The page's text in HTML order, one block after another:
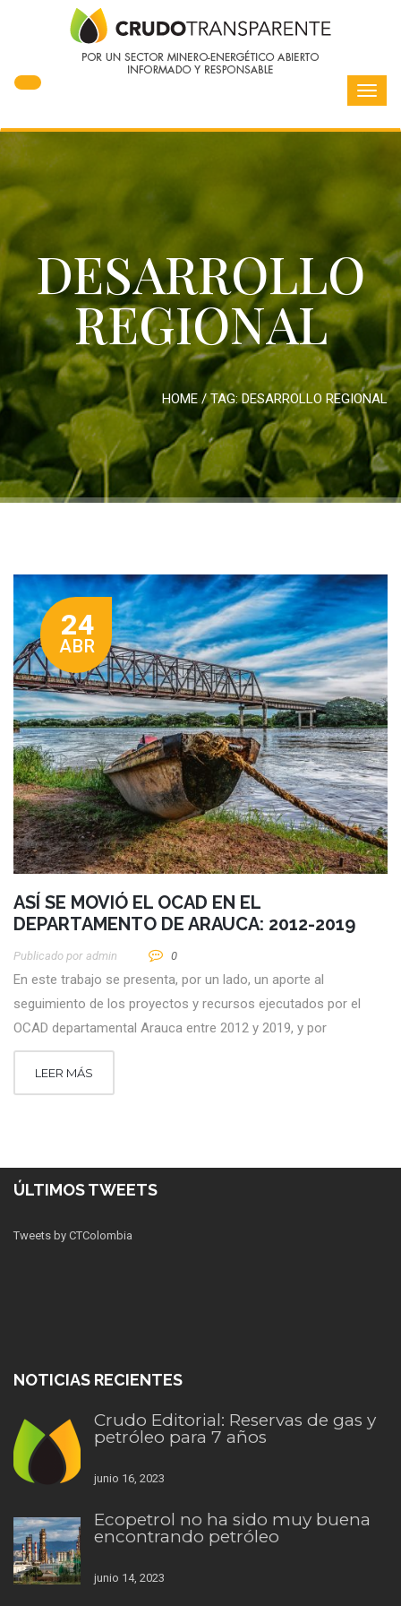
DESARROLLO
REGIONAL
HOME / TAG:DESARROLLO REGIONAL
24
ABR
ASÍ SE MOVIÓ EL OCAD EN EL
DEPARTAMENTO DE ARAUCA: 2012-2019
Publicado por Admin 0
En este trabajo se presenta, por un lado, un aporte al
seguimiento de los proyectos y recursos ejecutados por el
OCAD departamental Arauca entre 2012 y 2019, y por
LEER MÁS
ÚLTIMOS TWEETS
Tweets by CTColombia
NOTICIAS RECIENTES
Crudo Editorial: Reservas de gas y
petróleo para 7 años
junio 16, 2023
Ecopetrol no ha sido muy buena
encontrando petróleo
junio 14, 2023